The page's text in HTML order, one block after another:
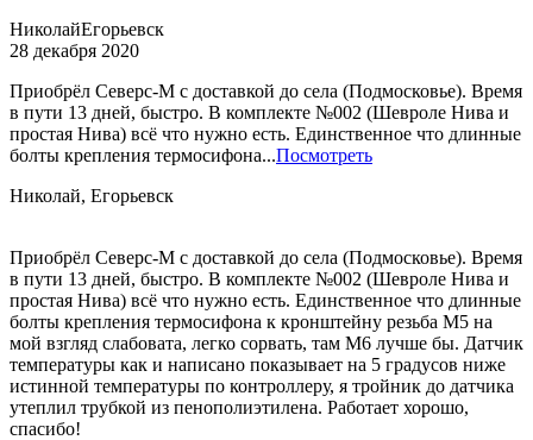
НиколайЕгорьевск
28 декабря 2020
Приобрёл Северс-М с доставкой до села (Подмосковье). Время
в пути 13 дней, быстро. В комплекте №002 (Шевроле Нива и
простая Нива) всё что нужно есть. Единственное что длинные
болты крепления термосифона...Посмотреть
Николай, Егорьевск
Приобрёл Северс-М с доставкой до села (Подмосковье). Время
в пути 13 дней, быстро. В комплекте №002 (Шевроле Нива и
простая Нива) всё что нужно есть. Единственное что длинные
болты крепления термосифона к кронштейну резьба М5 на
мой взгляд слабовата, легко сорвать, там М6 лучше бы. Датчик
температуры как и написано показывает на 5 градусов ниже
истинной температуры по контроллеру, я тройник до датчика
утеплил трубкой из пенополиэтилена. Работает хорошо,
спасибо!